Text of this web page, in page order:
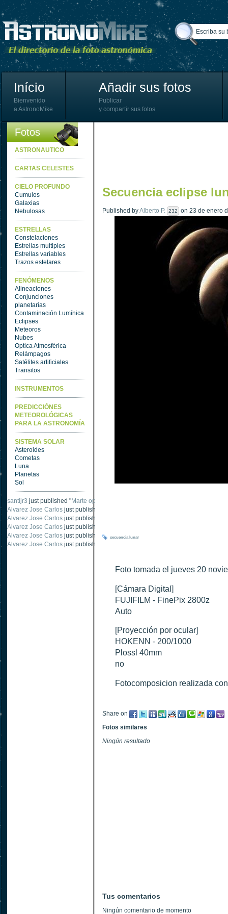
Início
Bienvenido
a AstronoMike
Añadir sus fotos
Publicar
y compartir sus fotos
Fotos
ASTRONAUTICO
CARTAS CELESTES
CIELO PROFUNDO
Cumulos
Galaxias
Nebulosas
ESTRELLAS
Constelaciones
Estrellas multiples
Estrellas variables
Trazos estelares
FENÓMENOS
Alineaciones
Conjunciones
planetarias
Contaminación Lumínica
Eclipses
Meteoros
Nubes
Optica Atmosférica
Relámpagos
Satélites artificiales
Transitos
INSTRUMENTOS
PREDICCIÓNES
METEOROLÓGICAS
PARA LA ASTRONOMÍA
SISTEMA SOLAR
Asteroides
Cometas
Luna
Planetas
Sol
santijr3 just published "Marte oposición 2020
Alvarez Jose Carlos just published "
Alvarez Jose Carlos just published "
Alvarez Jose Carlos just published "
Alvarez Jose Carlos just published "Oposición Marte 28 Octubre 2020
Alvarez Jose Carlos just published "
Secuencia eclipse
Published byAlberto P. 232 on 23 de enero
secuencia lunar
Foto tomada el jueves 20
[Cámara Digital]
FUJIFILM - FinePix 2800z
Auto
[Proyección por ocular]
HOKENN - 200/1000
Plossl 40mm
no
Fotocomposicion realizada
Share on
Fotos similares
Ningún resultado
Tus comentarios
Ningún comentario de momento